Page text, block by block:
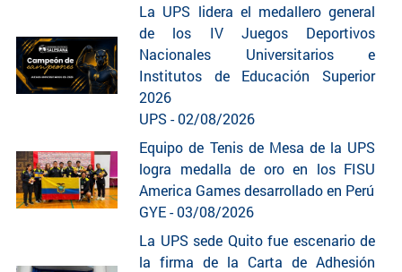
La UPS lidera el medallero general
de los IV Juegos Deportivos
Nacionales Universitarios e
Institutos de Educación Superior
2026
UPS - 02/08/2026
Equipo de Tenis de Mesa de la UPS
logra medalla de oro en los FISU
America Games desarrollado en Perú
GYE - 03/08/2026
La UPS sede Quito fue escenario de
la firma de la Carta de Adhesión